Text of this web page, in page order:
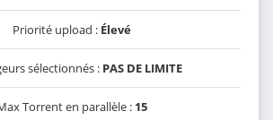
Priorité upload : Élevé
sélectionnés : PAS DE LIMITE
Torrent en parallèle : 15